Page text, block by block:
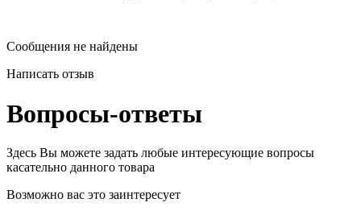
Сообщения не найдены
Написать отзыв
Вопросы-ответы
Здесь Вы можете задать любые интересующие вопросы
касательно данного товара
Возможно вас это заинтересует